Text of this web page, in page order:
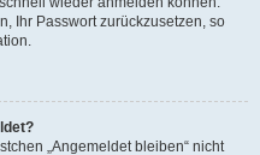
Ihr Passwort zurückzusetzen, so
„Angemeldet bleiben“ nicht